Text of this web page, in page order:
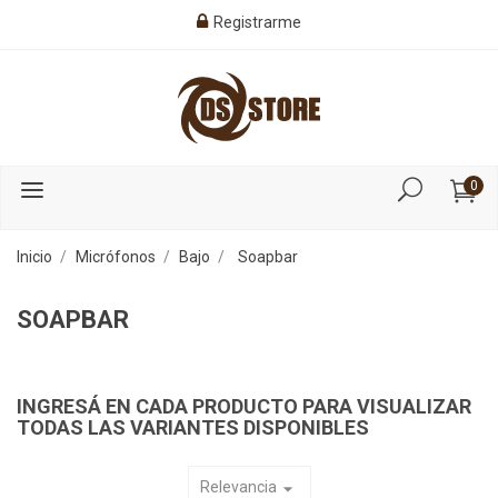
Registrarme
0
Inicio Micrófonos Bajo Soapbar
SOAPBAR
INGRESÁ EN CADA PRODUCTO PARA VISUALIZAR
TODAS LAS VARIANTES DISPONIBLES
Relevancia arrow_drop_down